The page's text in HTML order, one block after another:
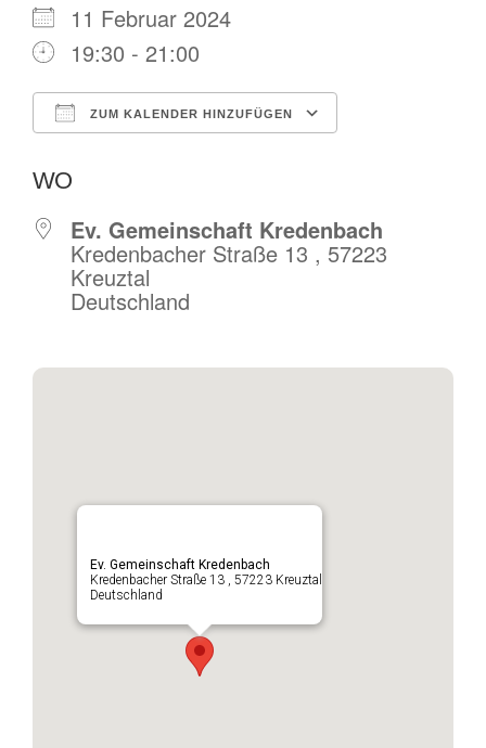
11 Februar 2024
19:30 - 21:00
ZUM KALENDER HINZUFÜGEN
WO
Ev. Gemeinschaft Kredenbach
Kredenbacher Straße 13 , 57223
Kreuztal
Deutschland
Ev. Gemeinschaft Kredenbach
Kredenbacher Straße 13 , 57223 Kreuztal
Deutschland